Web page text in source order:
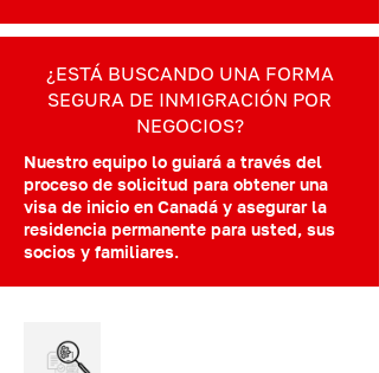
¿ESTÁ BUSCANDO UNA FORMA
SEGURA DE INMIGRACIÓN POR
NEGOCIOS?
Nuestro equipo lo guiará a través del
proceso de solicitud para obtener una
visa de inicio en Canadá y asegurar la
residencia permanente para usted, sus
socios y familiares.